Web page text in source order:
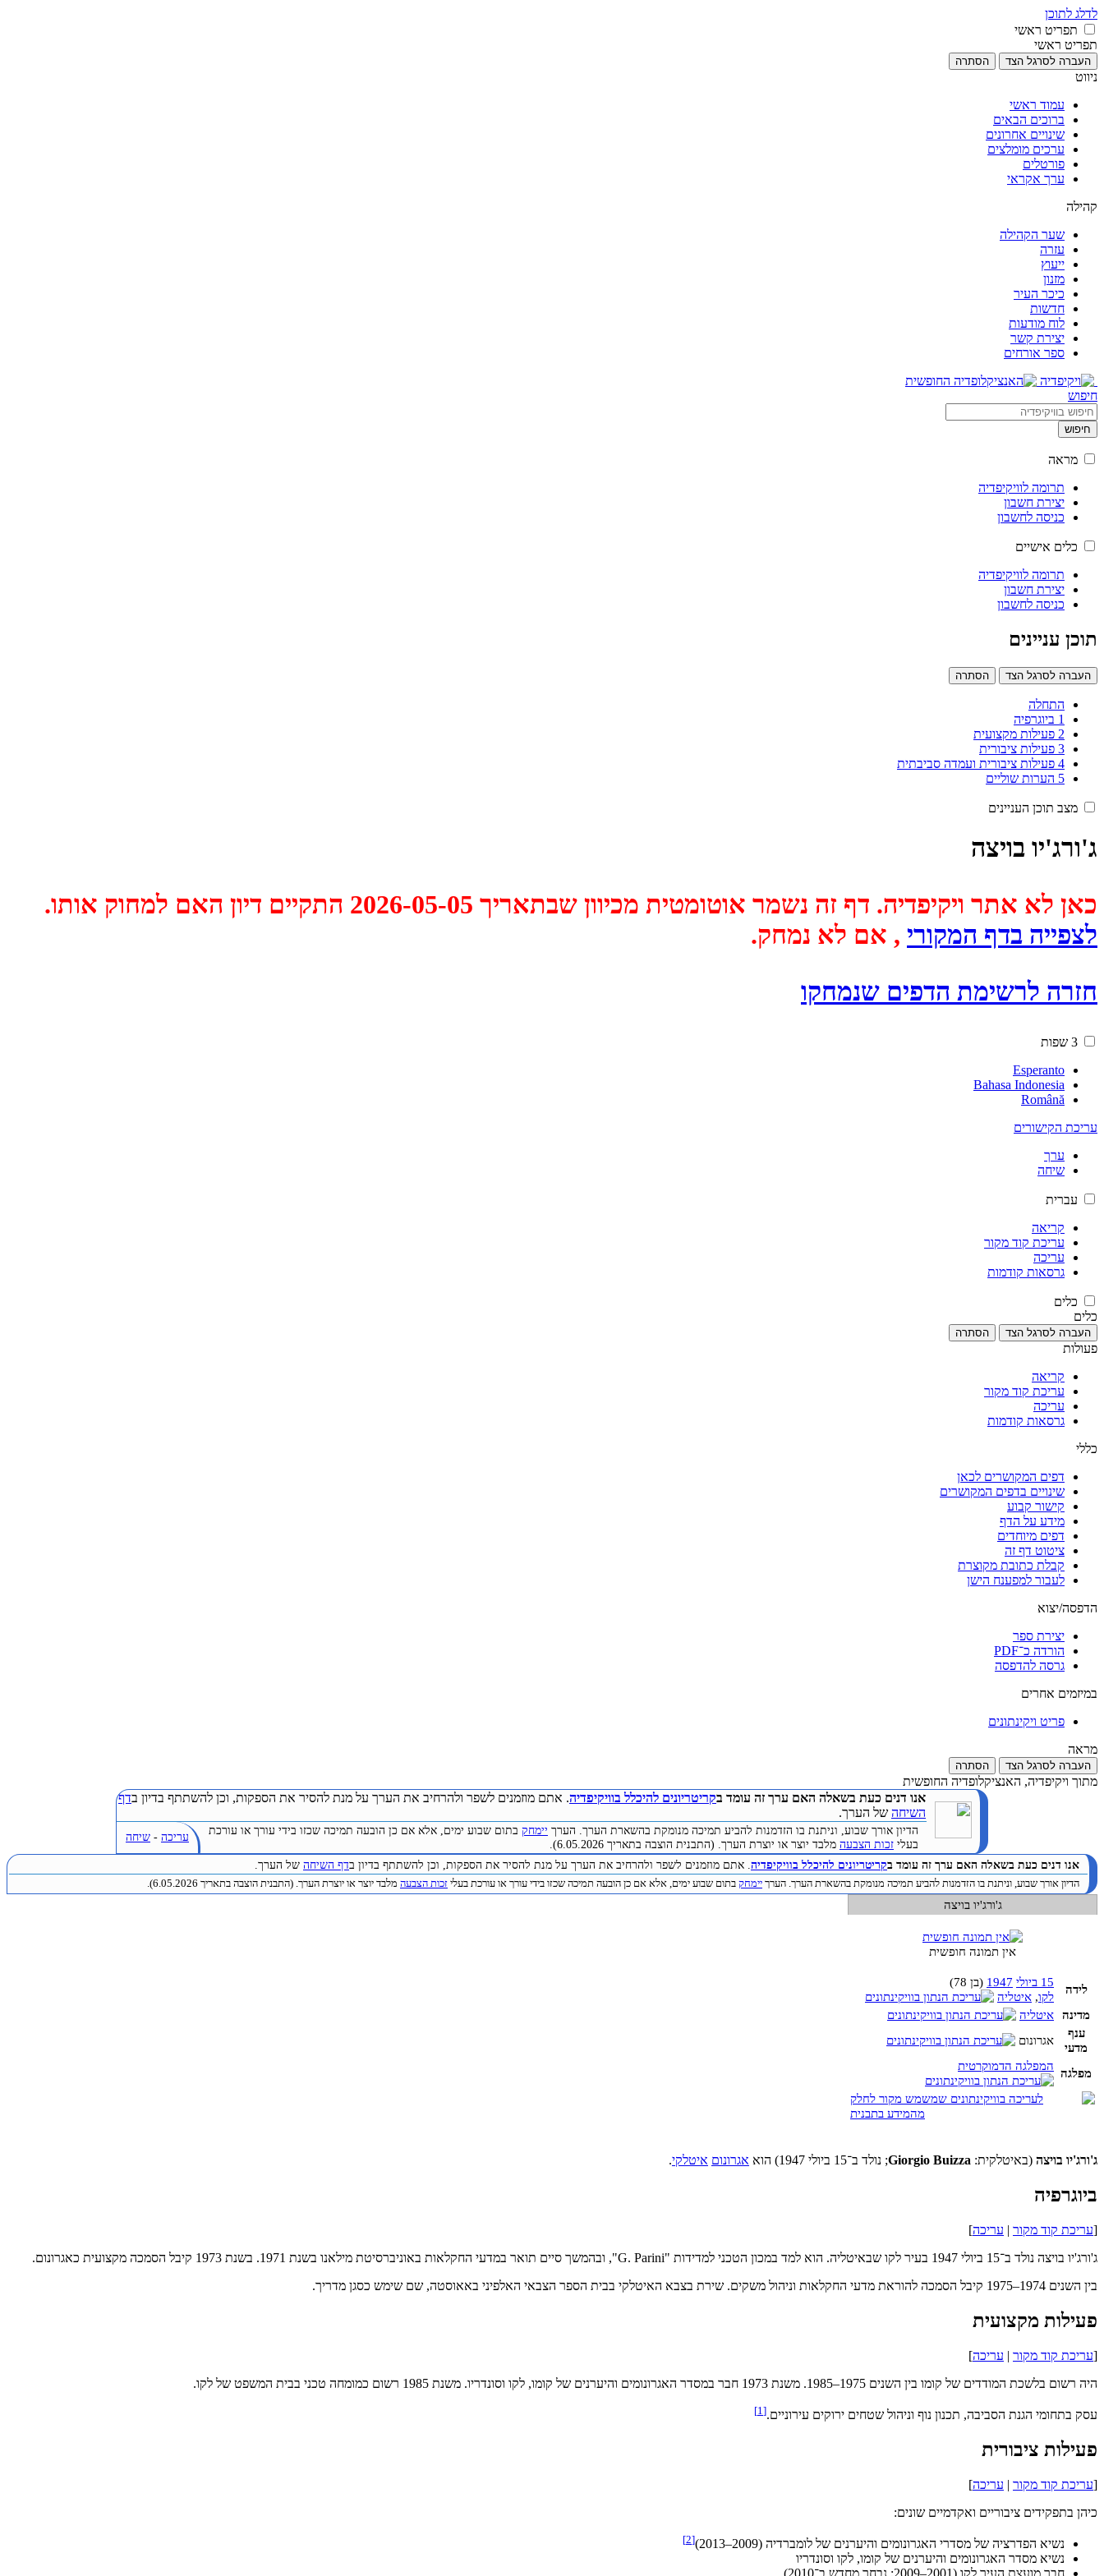
לדלג לתוכן
תפריט ראשי
תפריט ראשי
העברה לסרגל הצד הסתרה
ניווט
עמוד ראשי
ברוכים הבאים
שינויים אחרונים
ערכים מומלצים
פורטלים
ערך אקראי
קהילה
שער הקהילה
עזרה
ייעוץ
מזנון
כיכר העיר
חדשות
לוח מודעות
יצירת קשר
ספר אורחים
חיפוש
חיפוש
מראה
תרומה לוויקיפדיה
יצירת חשבון
כניסה לחשבון
כלים אישיים
תרומה לוויקיפדיה
יצירת חשבון
כניסה לחשבון
תוכן עניינים
העברה לסרגל הצד הסתרה
התחלה
1 ביוגרפיה
2 פעילות מקצועית
3 פעילות ציבורית
4 פעילות ציבורית ועמדה סביבתית
5 הערות שוליים
מצב תוכן העניינים
ג'ורג'יו בויצה
כאן לא אתר ויקיפדיה. דף זה נשמר אוטומטית מכיוון שבתאריך 2026-05-05 התקיים דיון האם למחוק אותו.
לצפייה בדף המקורי , אם לא נמחק.
חזרה לרשימת הדפים שנמחקו
3 שפות
Esperanto
Bahasa Indonesia
Română
עריכת הקישורים
ערך
שיחה
עברית
קריאה
עריכת קוד מקור
עריכה
גרסאות קודמות
כלים
כלים
העברה לסרגל הצד הסתרה
פעולות
קריאה
עריכת קוד מקור
עריכה
גרסאות קודמות
כללי
דפים המקושרים לכאן
שינויים בדפים המקושרים
קישור קבוע
מידע על הדף
דפים מיוחדים
ציטוט דף זה
קבלת כתובת מקוצרת
לעבור למפענח הישן
הדפסה/יצוא
יצירת ספר
הורדה כ־PDF
גרסה להדפסה
במיזמים אחרים
פריט ויקינתונים
מראה
העברה לסרגל הצד הסתרה
מתוך ויקיפדיה, האנציקלופדיה החופשית
אנו דנים כעת בשאלה האם ערך זה עומד בקריטריונים להיכלל בוויקיפדיה. אתם מוזמנים לשפר ולהרחיב את הערך על מנת להסיר את הספקות, וכן להשתתף בדיון בדף
השיחה של הערך.
הדיון אורך שבוע, וניתנת בו הזדמנות להביע תמיכה מנומקת בהשארת הערך. הערך יימחק בתום שבוע ימים, אלא אם כן הובעה תמיכה שכזו בידי עורך או עורכת
בעלי זכות הצבעה מלבד יוצר או יוצרת הערך. (התבנית הוצבה בתאריך 6.05.2026).
עריכה - שיחה
אנו דנים כעת בשאלה האם ערך זה עומד בקריטריונים להיכלל בוויקיפדיה. אתם מוזמנים לשפר ולהרחיב את הערך על מנת להסיר את הספקות, וכן להשתתף בדיון בדף השיחה של הערך.
הדיון אורך שבוע, וניתנת בו הזדמנות להביע תמיכה מנומקת בהשארת הערך. הערך יימחק בתום שבוע ימים, אלא אם כן הובעה תמיכה שכזו בידי עורך או עורכת בעלי זכות הצבעה מלבד יוצר או יוצרת הערך. (התבנית הוצבה בתאריך 6.05.2026).
ג'ורג'יו בויצה
אין תמונה חופשית
לידה
15 ביולי 1947 (בן 78)
לקו, איטליה
מדינה איטליה
ענף
מדעי
אגרונום
מפלגה
המפלגה הדמוקרטית
ג'ורג'יו בויצה (באיטלקית: Giorgio Buizza; נולד ב־15 ביולי 1947) הוא אגרונום איטלקי.
ביוגרפיה
[עריכת קוד מקור | עריכה]
ג'ורג'יו בויצה נולד ב־15 ביולי 1947 בעיר לקו שבאיטליה. הוא למד במכון הטכני למדידות "G. Parini", ובהמשך סיים תואר במדעי החקלאות באוניברסיטת מילאנו בשנת 1971. בשנת 1973 קיבל הסמכה מקצועית כאגרונום.
בין השנים 1974–1975 קיבל הסמכה להוראת מדעי החקלאות וניהול משקים. שירת בצבא האיטלקי בבית הספר הצבאי האלפיני באאוסטה, שם שימש כסגן מדריך.
פעילות מקצועית
[עריכת קוד מקור | עריכה]
היה רשום בלשכת המודדים של קומו בין השנים 1975–1985. משנת 1973 חבר במסדר האגרונומים והיערנים של קומו, לקו וסונדריו. משנת 1985 רשום כמומחה טכני בבית המשפט של לקו.
עסק בתחומי הגנת הסביבה, תכנון נוף וניהול שטחים ירוקים עירוניים.[
1
]
פעילות ציבורית
[עריכת קוד מקור | עריכה]
כיהן בתפקידים ציבוריים ואקדמיים שונים:
נשיא הפדרציה של מסדרי האגרונומים והיערנים של לומברדיה (2009–2013) [
2
]
נשיא מסדר האגרונומים והיערנים של קומו, לקו וסונדריו